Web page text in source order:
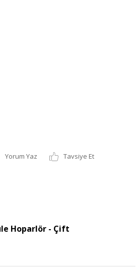
Yorum Yaz
Tavsiye Et
Hoparlör - Çift